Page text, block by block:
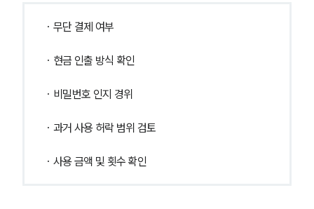
· 무단 결제 여부
· 현금 인출 방식 확인
· 비밀번호 인지 경위
· 과거 사용 허락 범위 검토
· 사용 금액 및 횟수 확인